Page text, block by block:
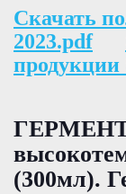
Скачать
2023.pdf
ГЕРМЕНТ
(300мл).